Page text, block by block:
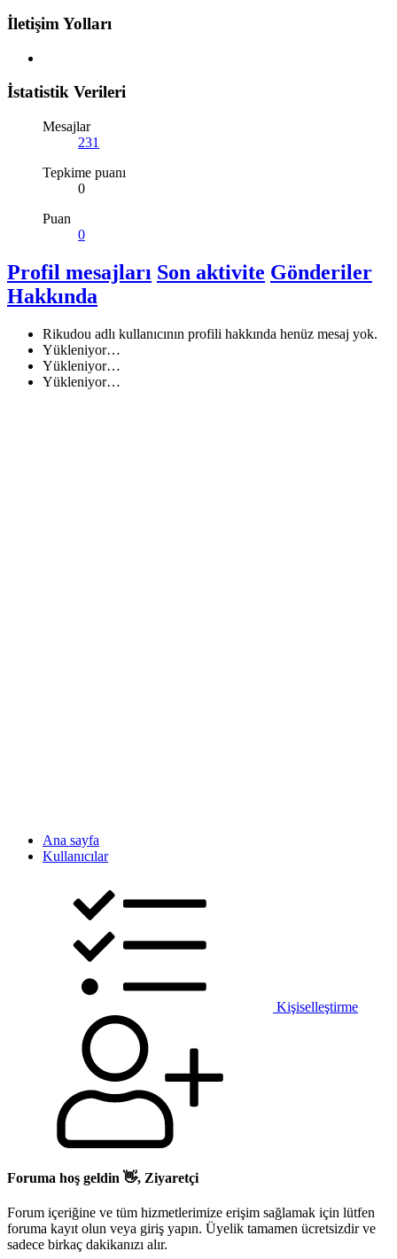
İletişim Yolları
İstatistik Verileri
Mesajlar
231
Tepkime puanı
0
Puan
0
Profil mesajları Son aktivite Gönderiler
Hakkında
Rikudou adlı kullanıcının profili hakkında henüz mesaj yok.
Yükleniyor…
Yükleniyor…
Yükleniyor…
Ana sayfa
Kullanıcılar
Kişiselleştirme
Foruma hoş geldin 👋, Ziyaretçi
Forum içeriğine ve tüm hizmetlerimize erişim sağlamak için lütfen
foruma kayıt olun veya giriş yapın. Üyelik tamamen ücretsizdir ve
sadece birkaç dakikanızı alır.